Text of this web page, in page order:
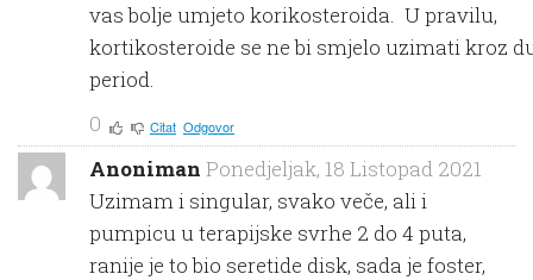
vas bolje umjeto korikosteroida. U pravilu,
kortikosteroide se ne bi smjelo uzimati kroz
period.
0
Citat Odgovor
Anoniman Ponedjeljak, 18 Listopad 2021
Uzimam i singular, svako veče, ali i
pumpicu u terapijske svrhe 2 do 4 puta,
ranije je to bio seretide disk, sada je foster,